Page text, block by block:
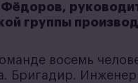
Фёдоров,
группы
восемь
Бригадир.